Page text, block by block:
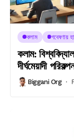
কলাম গবেষণায়
কলাম:
দীর্ঘমেয়াদী
Biggani Org